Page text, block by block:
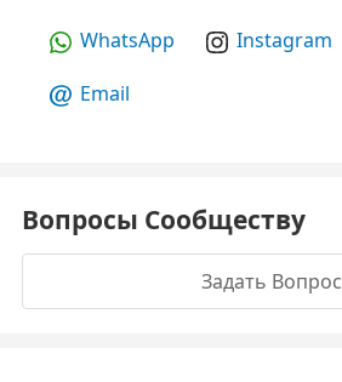
WhatsApp Instagram
Email
Вопросы Сообществу
Задать Вопрос